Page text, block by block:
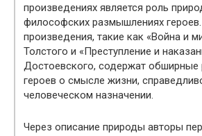
произведениях является роль
философских размышлениях
произведения, такие как «Война и
Толстого и «Преступление и
Достоевского, содержат
героев о смысле жизни,
человеческом назначении.
Через описание природы авторы